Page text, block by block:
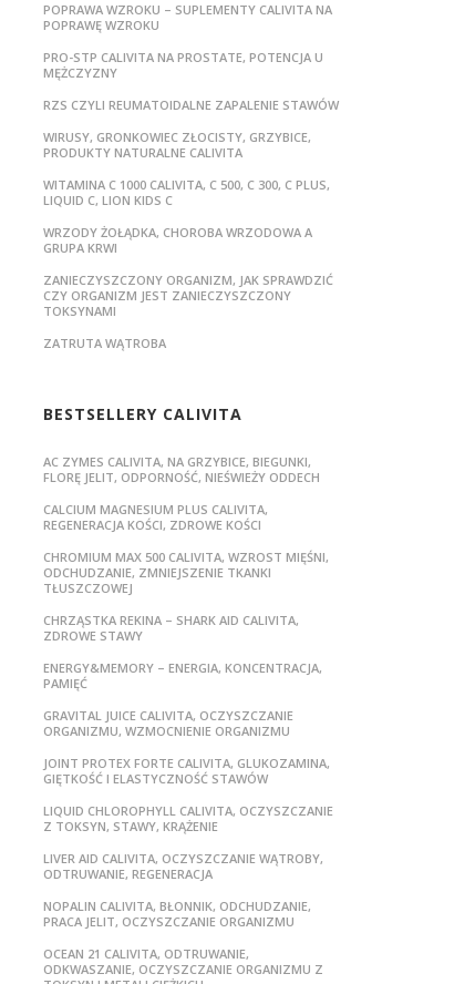
POPRAWA WZROKU – SUPLEMENTY CALIVITA NA
POPRAWĘ WZROKU
PRO-STP CALIVITA NA PROSTATE, POTENCJA U
MĘŻCZYZNY
RZS CZYLI REUMATOIDALNE ZAPALENIE STAWÓW
WIRUSY, GRONKOWIEC ZŁOCISTY, GRZYBICE,
PRODUKTY NATURALNE CALIVITA
WITAMINA C 1000 CALIVITA, C 500, C 300, C PLUS,
LIQUID C, LION KIDS C
WRZODY ŻOŁĄDKA, CHOROBA WRZODOWA A
GRUPA KRWI
ZANIECZYSZCZONY ORGANIZM, JAK SPRAWDZIĆ
CZY ORGANIZM JEST ZANIECZYSZCZONY
TOKSYNAMI
ZATRUTA WĄTROBA
BESTSELLERY CALIVITA
AC ZYMES CALIVITA, NA GRZYBICE, BIEGUNKI,
FLORĘ JELIT, ODPORNOŚĆ, NIEŚWIEŻY ODDECH
CALCIUM MAGNESIUM PLUS CALIVITA,
REGENERACJA KOŚCI, ZDROWE KOŚCI
CHROMIUM MAX 500 CALIVITA, WZROST MIĘŚNI,
ODCHUDZANIE, ZMNIEJSZENIE TKANKI
TŁUSZCZOWEJ
CHRZĄSTKA REKINA – SHARK AID CALIVITA,
ZDROWE STAWY
ENERGY&MEMORY – ENERGIA, KONCENTRACJA,
PAMIĘĆ
GRAVITAL JUICE CALIVITA, OCZYSZCZANIE
ORGANIZMU, WZMOCNIENIE ORGANIZMU
JOINT PROTEX FORTE CALIVITA, GLUKOZAMINA,
GIĘTKOŚĆ I ELASTYCZNOŚĆ STAWÓW
LIQUID CHLOROPHYLL CALIVITA, OCZYSZCZANIE
Z TOKSYN, STAWY, KRĄŻENIE
LIVER AID CALIVITA, OCZYSZCZANIE WĄTROBY,
ODTRUWANIE, REGENERACJA
NOPALIN CALIVITA, BŁONNIK, ODCHUDZANIE,
PRACA JELIT, OCZYSZCZANIE ORGANIZMU
OCEAN 21 CALIVITA, ODTRUWANIE,
ODKWASZANIE, OCZYSZCZANIE ORGANIZMU Z